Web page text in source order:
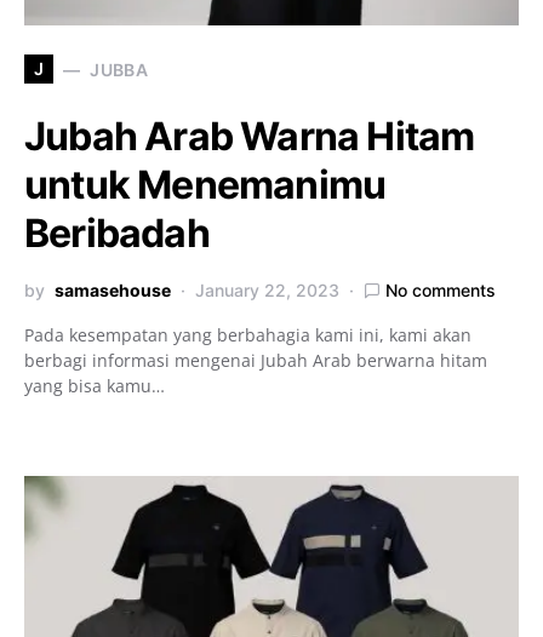
J JUBBA
Jubah Arab Warna Hitam
untuk Menemanimu
Beribadah
by samasehouse January 22, 2023 No comments
Pada kesempatan yang berbahagia kami ini, kami akan
berbagi informasi mengenai Jubah Arab berwarna hitam
yang bisa kamu…